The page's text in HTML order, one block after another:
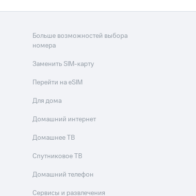
Больше возможностей выбора
номера
Заменить SIM-карту
Перейти на eSIM
Для дома
Домашний интернет
Домашнее ТВ
Спутниковое ТВ
Домашний телефон
Сервисы и развлечения